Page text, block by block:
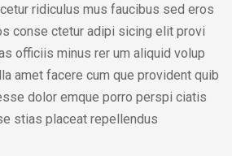
ridiculus mus faucibus sed eros
conse ctetur adipi sicing elit provi
officiis minus rer um aliquid volup
amet facere cum que provident quib
dolor emque porro perspi ciatis
stias placeat repellendus